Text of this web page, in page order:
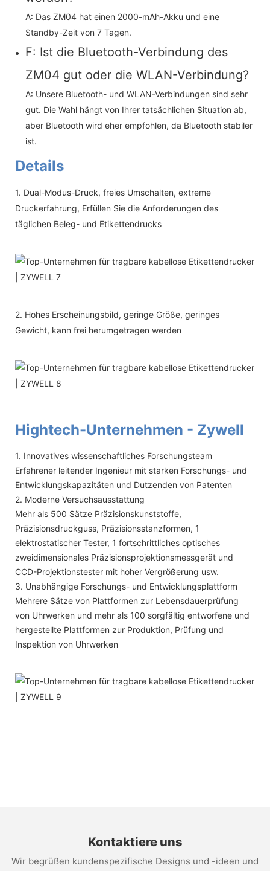
A: Das ZM04 hat einen 2000-mAh-Akku und eine
Standby-Zeit von 7 Tagen.
F: Ist die Bluetooth-Verbindung des
ZM04 gut oder die WLAN-Verbindung?
A: Unsere Bluetooth- und WLAN-Verbindungen sind sehr
gut. Die Wahl hängt von Ihrer tatsächlichen Situation ab,
aber Bluetooth wird eher empfohlen, da Bluetooth stabiler
ist.
Details
1. Dual-Modus-Druck, freies Umschalten, extreme
Druckerfahrung, Erfüllen Sie die Anforderungen des
täglichen Beleg- und Etikettendrucks
2. Hohes Erscheinungsbild, geringe Größe, geringes
Gewicht, kann frei herumgetragen werden
Hightech-Unternehmen - Zywell
1. Innovatives wissenschaftliches Forschungsteam
Erfahrener leitender Ingenieur mit starken Forschungs- und
Entwicklungskapazitäten und Dutzenden von Patenten
2. Moderne Versuchsausstattung
Mehr als 500 Sätze Präzisionskunststoffe,
Präzisionsdruckguss, Präzisionsstanzformen, 1
elektrostatischer Tester, 1 fortschrittliches optisches
zweidimensionales Präzisionsprojektionsmessgerät und
CCD-Projektionstester mit hoher Vergrößerung usw.
3. Unabhängige Forschungs- und Entwicklungsplattform
Mehrere Sätze von Plattformen zur Lebensdauerprüfung
von Uhrwerken und mehr als 100 sorgfältig entworfene und
hergestellte Plattformen zur Produktion, Prüfung und
Inspektion von Uhrwerken
Kontaktiere uns
Wir begrüßen kundenspezifische Designs und -ideen und